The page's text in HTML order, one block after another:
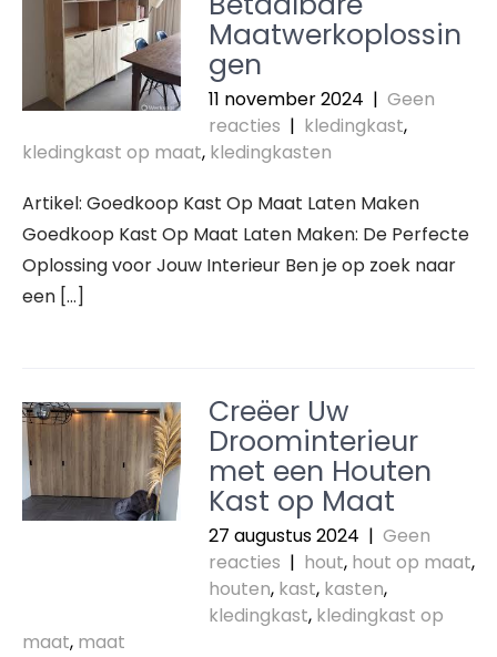
Maatwerkoplossin
gen
11 november 2024 | Geen
reacties | kledingkast,
kledingkast op maat, kledingkasten
Artikel: Goedkoop Kast Op Maat Laten Maken
Goedkoop Kast Op Maat Laten Maken: De Perfecte
Oplossing voor Jouw Interieur Ben je op zoek naar
een […]
Creëer Uw
Droominterieur
met een Houten
Kast op Maat
27 augustus 2024 | Geen
reacties | hout, hout op maat,
houten, kast, kasten,
kledingkast, kledingkast op
maat, maat